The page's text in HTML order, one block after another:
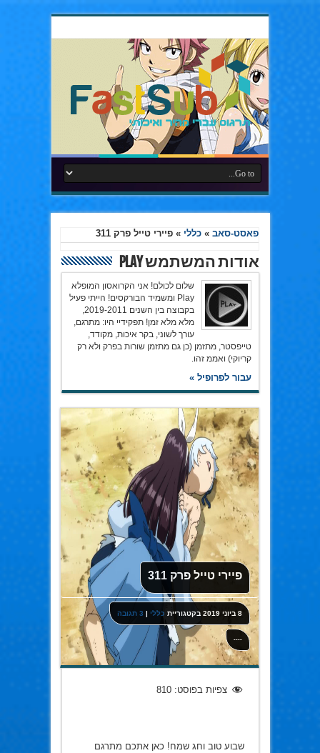
פאסט-סאב »כללי »פיירי טייל פרק 311
אודות המשתמש Play
שלום לכולם! אני הקרואסון המופלא
Play ומשמיד הבורקסים! הייתי פעיל
בקבוצה בין השנים 2019-2011,
מלא מלא זמן! תפקידיי היו: מתרגם,
עורך לשוני, בקר איכות, מקודד,
טייפסטר, מתזמן (כן גם מתזמן שורות בפרק ולא רק
קריוקי) ואממ זהו.
עבור לפרופיל »
פיירי טייל פרק 311
8 ביוני 2019 בקטגוריית כללי | 3 תגובה
----
צפיות בפוסט: 810
שבוע טוב וחג שמח! כאן אתכם מתרגם